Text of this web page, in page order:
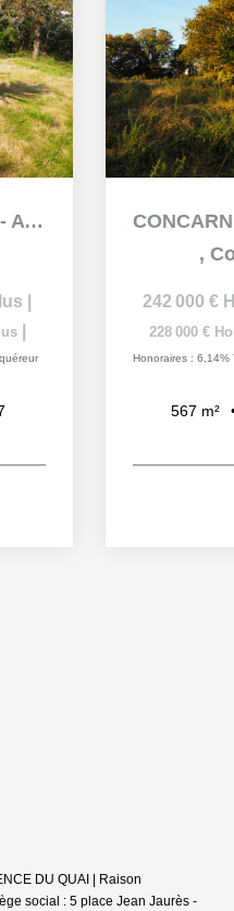
CONCARNEAU NORD - A vendre Terrain Constructible de 800 m²...
,
242 000 €
228 000 €
Honoraires : 6,14%
567 m²
DU QUAI | Raison
social : 5 place Jean Jaurès -